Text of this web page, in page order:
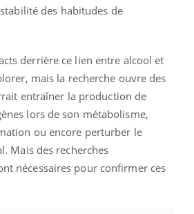
des habitudes de
derrière ce lien entre alcool et
mais la recherche ouvre des
entraîner la production de
lors de son métabolisme,
ou encore perturber le
Mais des recherches
nécessaires pour confirmer ces